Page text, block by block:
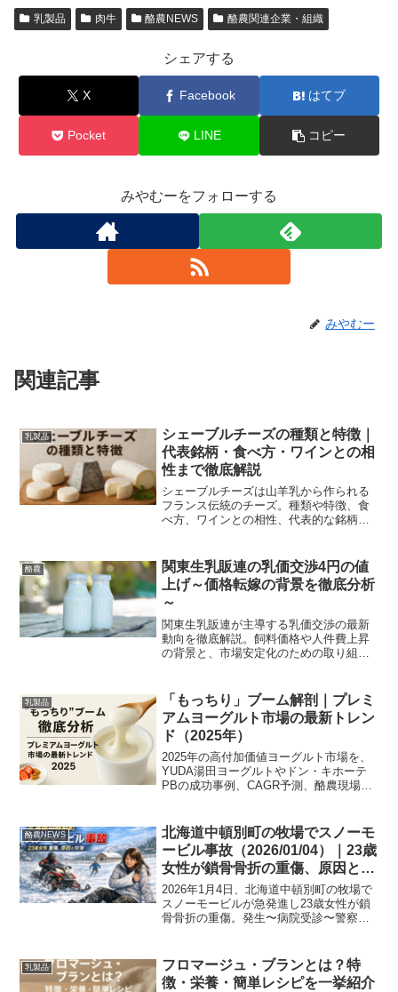
乳製品 肉牛 酪農NEWS 酪農関連企業・組織
シェアする
X Facebook はてブ
Pocket LINE コピー
みやむーをフォローする
みやむー
関連記事
乳製品
シェーブルチーズの種類と特徴｜
代表銘柄・食べ方・ワインとの相
性まで徹底解説
シェーブルチーズは山羊乳から作られる
フランス伝統のチーズ。種類や特徴、食
べ方、ワインとの相性、代表的な銘柄を
酪農
関東生乳販連の乳価交渉4円の値
上げ～価格転嫁の背景を徹底分析
～
関東生乳販連が主導する乳価交渉の最新
動向を徹底解説。飼料価格や人件費上昇
の背景と、市場安定化のための取り組み
乳製品
「もっちり」ブーム解剖｜プレミ
アムヨーグルト市場の最新トレン
ド（2025年）
2025年の高付加価値ヨーグルト市場を、
YUDA湯田ヨーグルトやドン・キホーテ
PBの成功事例、CAGR予測、酪農現場の
酪農NEWS
北海道中頓別町の牧場でスノーモ
ービル事故（2026/01/04）｜23歳
女性が鎖骨骨折の重傷、原因と予
防策
2026年1月4日、北海道中頓別町の牧場で
スノーモービルが急発進し23歳女性が鎖
骨骨折の重傷。発生〜病院受診〜警察報
乳製品
フロマージュ・ブランとは？特
徴・栄養・簡単レシピを一挙紹介